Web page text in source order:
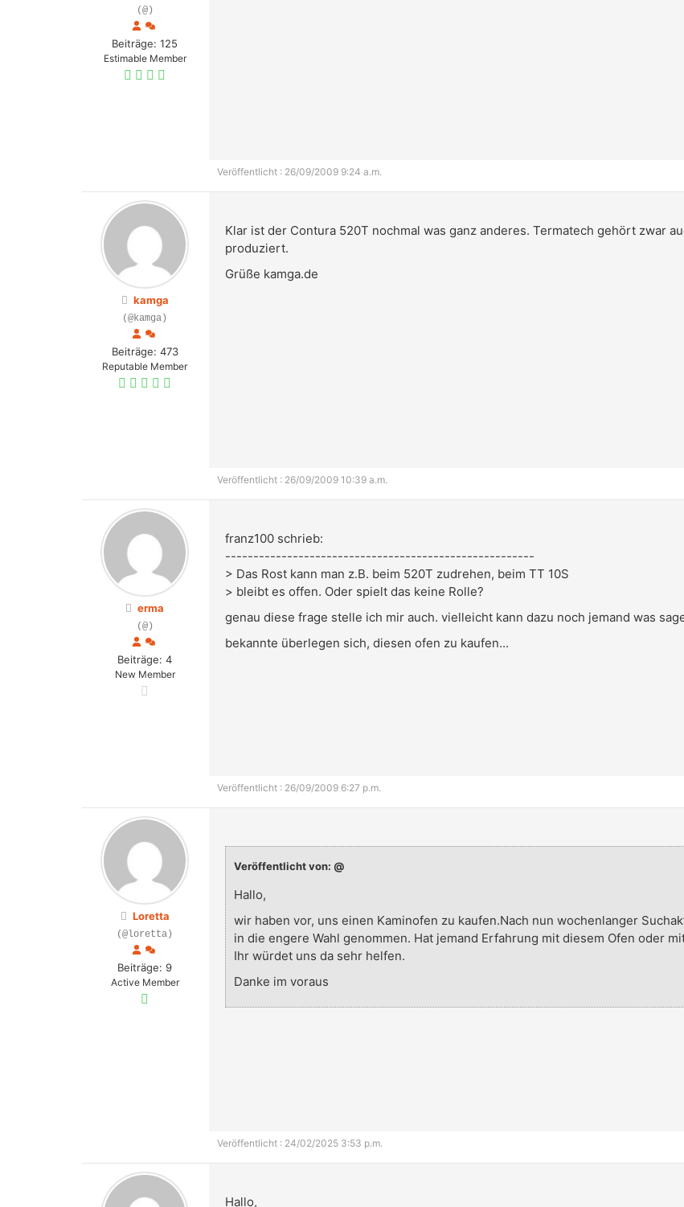
(@)
Beiträge: 125
Estimable Member
Veröffentlicht : 26/09/2009 9:24 a.m.
kamga
(@kamga)
Beiträge: 473
Reputable Member
Klar ist der Contura 520T nochmal was ganz anderes. Termatech gehört zwar
produziert.
Grüße kamga.de
Veröffentlicht : 26/09/2009 10:39 a.m.
erma
(@)
Beiträge: 4
New Member
franz100 schrieb:
-------------------------------------------------------
> Das Rost kann man z.B. beim 520T zudrehen, beim TT 10S
> bleibt es offen. Oder spielt das keine Rolle?
genau diese frage stelle ich mir auch. vielleicht kann dazu noch jemand was
bekannte überlegen sich, diesen ofen zu kaufen...
Veröffentlicht : 26/09/2009 6:27 p.m.
Loretta
(@loretta)
Beiträge: 9
Active Member
Veröffentlicht von: @
Hallo,
wir haben vor, uns einen Kaminofen zu kaufen.Nach nun wochenlanger
in die engere Wahl genommen. Hat jemand Erfahrung mit diesem Ofen oder
Ihr würdet uns da sehr helfen.
Danke im voraus
Veröffentlicht : 24/02/2025 3:53 p.m.
Hallo,